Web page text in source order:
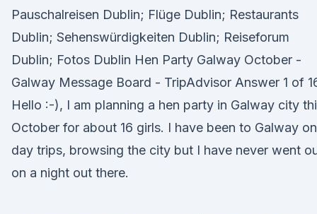
Pauschalreisen Dublin; Flüge Dublin; Restaurants
Dublin; Sehenswürdigkeiten Dublin; Reiseforum
Dublin; Fotos Dublin Hen Party Galway October -
Galway Message Board - TripAdvisor Answer 1 of
Hello :-), I am planning a hen party in Galway city
October for about 16 girls. I have been to Galway on
day trips, browsing the city but I have never went
on a night out there.